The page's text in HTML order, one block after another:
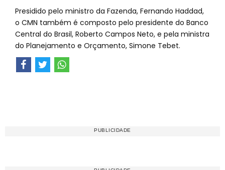
Presidido pelo ministro da Fazenda, Fernando Haddad,
o CMN também é composto pelo presidente do Banco
Central do Brasil, Roberto Campos Neto, e pela ministra
do Planejamento e Orçamento, Simone Tebet.